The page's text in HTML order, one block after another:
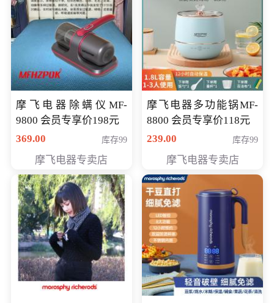
摩飞电器除螨仪MF-
9800 会员专享价198元
369.00
库存99
摩飞电器专卖店
摩飞电器多功能锅MF-
8800 会员专享价118元
239.00
库存99
摩飞电器专卖店